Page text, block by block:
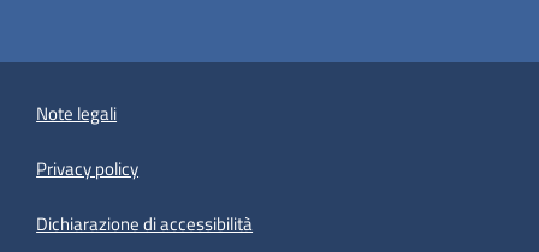
Note legali
Privacy policy
Dichiarazione di accessibilità